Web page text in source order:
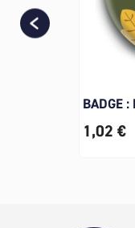
BADGE
1,02 €